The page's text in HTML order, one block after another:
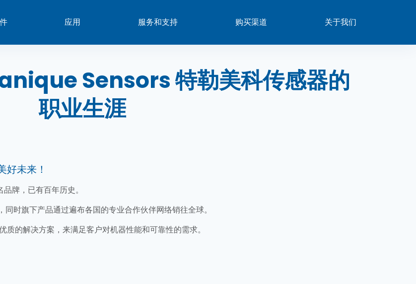
星标产品
应用 服务和支持 购买渠道 关于我们
Sensors 特勒美科传感器的
职业生涯
好未来！
牌，已有百年历史。
时旗下产品通过遍布各国的专业合作伙伴网络销往全球。
的解决方案，来满足客户对机器性能和可靠性的需求。